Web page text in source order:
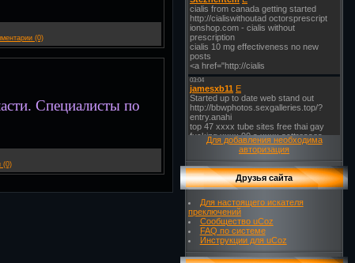
(0)
Специалисты по
(0)
Для добавления необходима
авторизация
Друзья сайта
Для настоящего искателя
преключений
Сообщество uCoz
FAQ по системе
Инструкции для uCoz